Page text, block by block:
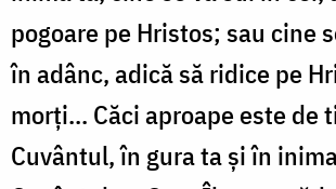
pogoare pe Hristos; sau cine
în adânc, adică să ridice pe
morți... Căci aproape este de
Cuvântul, în gura ta și în